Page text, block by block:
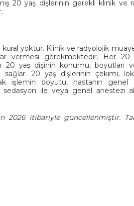
20 yaş dişlerinin gerekli klinik ve
kural yoktur. Klinik ve radyolojik
vermesi gerekmektedir. Her 20
20 yaş dişinin konumu,
sağlar. 20 yaş dişlerinin çekimi,
işlemin boyutu, hastanın
ile veya genel anestezi
2026 itibariyle güncellenmiştir.